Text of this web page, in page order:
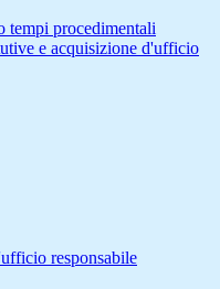
tempi procedimentali
e acquisizione d'ufficio
responsabile